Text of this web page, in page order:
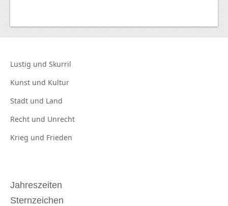
Lustig und Skurril
Kunst und Kultur
Stadt und Land
Recht und Unrecht
Krieg und Frieden
Jahreszeiten
Sternzeichen